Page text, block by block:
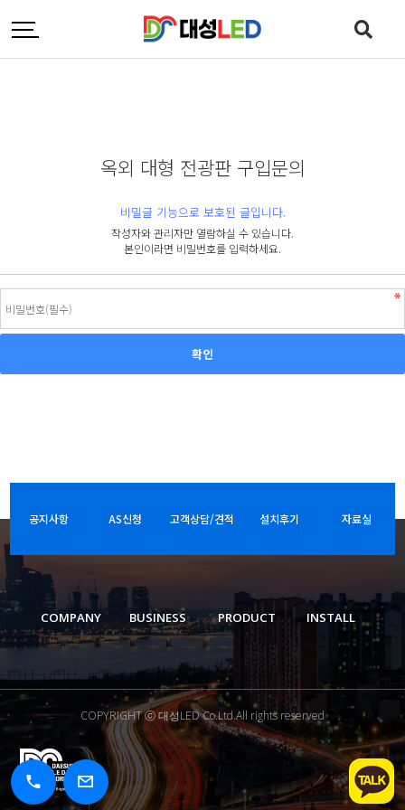
옥외 대형 전광판 구입문의
비밀글 기능으로 보호된 글입니다.
작성자와 관리자만 열람하실 수 있습니다.
본인이라면 비밀번호를 입력하세요.
공지사항 AS신청 고객상담/견적 설치후기 자료실
COMPANY BUSINESS PRODUCT INSTALL
COPYRIGHT ⓒ 대성LED Co.Ltd.All rights reserved